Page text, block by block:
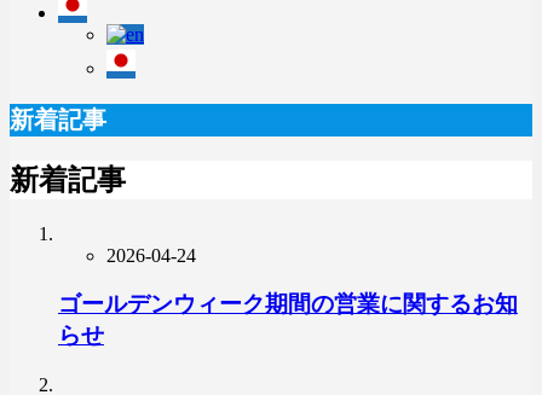
新着記事
新着記事
2026-04-24
ゴールデンウィーク期間の営業に関するお知
らせ